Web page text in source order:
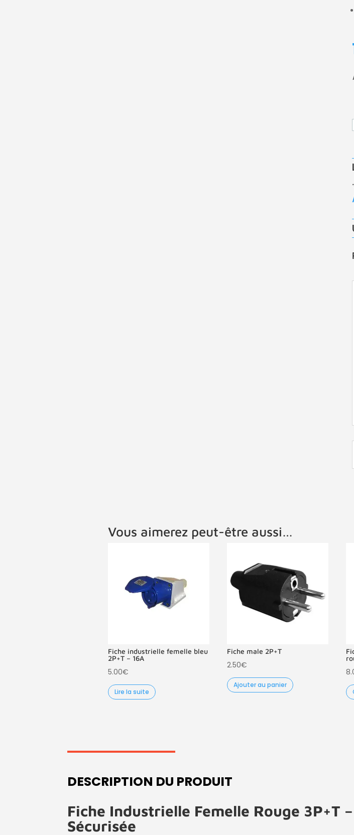
Vous aimerez peut-être aussi…
Fiche industrielle femelle bleu
2P+T – 16A
5.00€
Lire la suite
Fiche male 2P+T
2.50€
Ajouter au panier
DESCRIPTION DU PRODUIT
Fiche Industrielle Femelle Rouge 3P+T
Sécurisée